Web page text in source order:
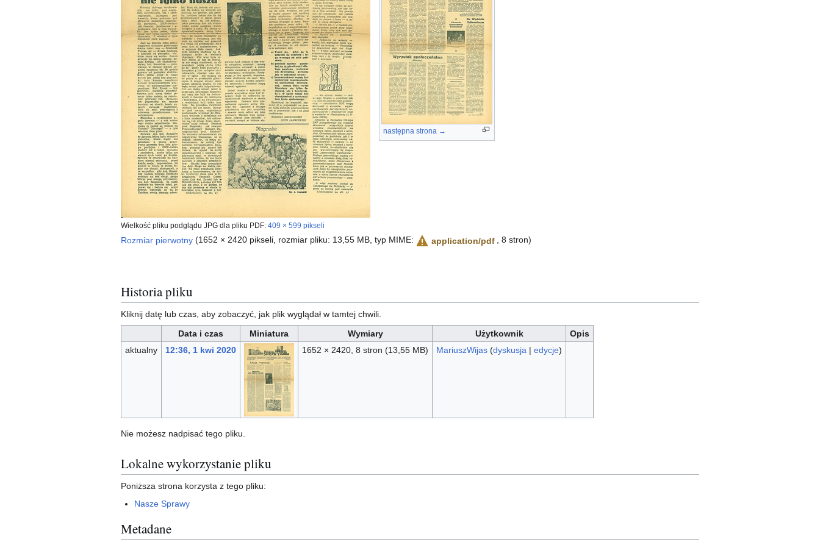
Wielkość pliku podglądu JPG dla pliku PDF: 409 × 599 pikseli
następna strona →
Rozmiar pierwotny (1652 × 2420 pikseli, rozmiar pliku: 13,55 MB, typ MIME: application/pdf , 8 stron)
Historia pliku
Kliknij datę lub czas, aby zobaczyć, jak plik wyglądał w tamtej chwili.
Data i czas
Miniatura Wymiary Użytkownik
Opis
aktualny
12:36, 1 kwi 2020 1652 × 2420, 8 stron (13,55 MB) MariuszWijas (dyskusja | edycje)
Nie możesz nadpisać tego pliku.
Lokalne wykorzystanie pliku
Poniższa strona korzysta z tego pliku:
Nasze Sprawy
Metadane